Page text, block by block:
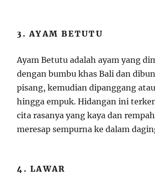
3. AYAM BETUTU
Ayam Betutu adalah ayam yang
dengan bumbu khas Bali dan
pisang, kemudian dipanggang
hingga empuk. Hidangan ini
cita rasanya yang kaya dan
meresap sempurna ke dalam
4. LAWAR